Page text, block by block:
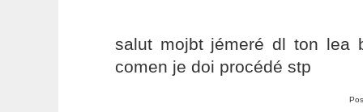
salut mojbt jémeré dl ton lea
comen je doi procédé stp